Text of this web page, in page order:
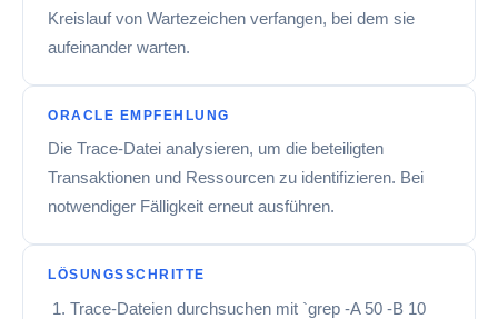
Kreislauf von Wartezeichen verfangen, bei dem sie
aufeinander warten.
ORACLE EMPFEHLUNG
Die Trace-Datei analysieren, um die beteiligten
Transaktionen und Ressourcen zu identifizieren. Bei
notwendiger Fälligkeit erneut ausführen.
LÖSUNGSSCHRITTE
Trace-Dateien durchsuchen mit `grep -A 50 -B 10